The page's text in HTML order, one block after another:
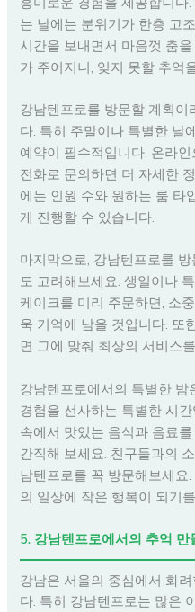
는 날에는 분위기가 한층 고
시간을 보내면서 마음껏 춤
가 주어지니, 잊지 못할 추억
강남텐프로를 방문할 계획이
다. 특히 주말이나 특별한 날
예약이 필수적입니다. 온라
전화로 문의하면 더 자세한
에는 인원 수와 원하는 룸 타
게 진행할 수 있습니다.
마지막으로, 강남텐프로를
도 고려해보세요. 생일이나
케이크를 미리 주문하면, 소
욱 기억에 남을 것입니다. 또
면 그에 맞춰 최상의 서비스
강남텐프로에서의 특별한 밤
경험을 선사하는 특별한 시
속에서 맛있는 음식과 음료
간직해 보세요. 친구들과의
남텐프로를 꼭 방문해보세요
의 일상에 작은 행복이 되기
5. 강남텐프로에서의 추억 만
강남은 서울의 중심에서 화
다. 특히 강남텐프로는 많은